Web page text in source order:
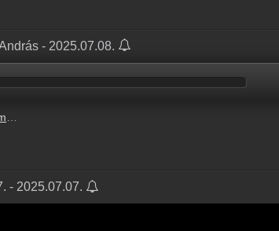
- 2025.07.08.
- 2025.07.07.